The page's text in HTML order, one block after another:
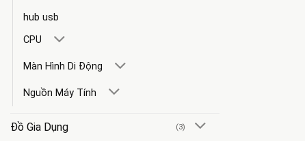
hub usb
CPU
Màn Hình Di Động
Nguồn Máy Tính
Đồ Gia Dụng (3)